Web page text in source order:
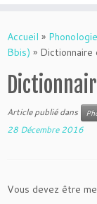
au
contenu
Accueil »
Bbis) » Dictionnaire
Article publié dans
28 Décembre 2016
Vous devez être